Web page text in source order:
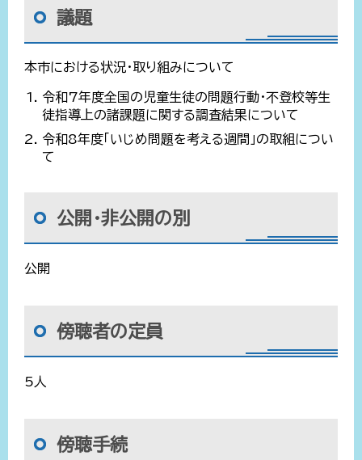
議題
本市における状況・取り組みについて
令和7年度全国の児童生徒の問題行動・不登校等生
徒指導上の諸課題に関する調査結果について
令和8年度「いじめ問題を考える週間」の取組につい
て
公開・非公開の別
公開
傍聴者の定員
5人
傍聴手続